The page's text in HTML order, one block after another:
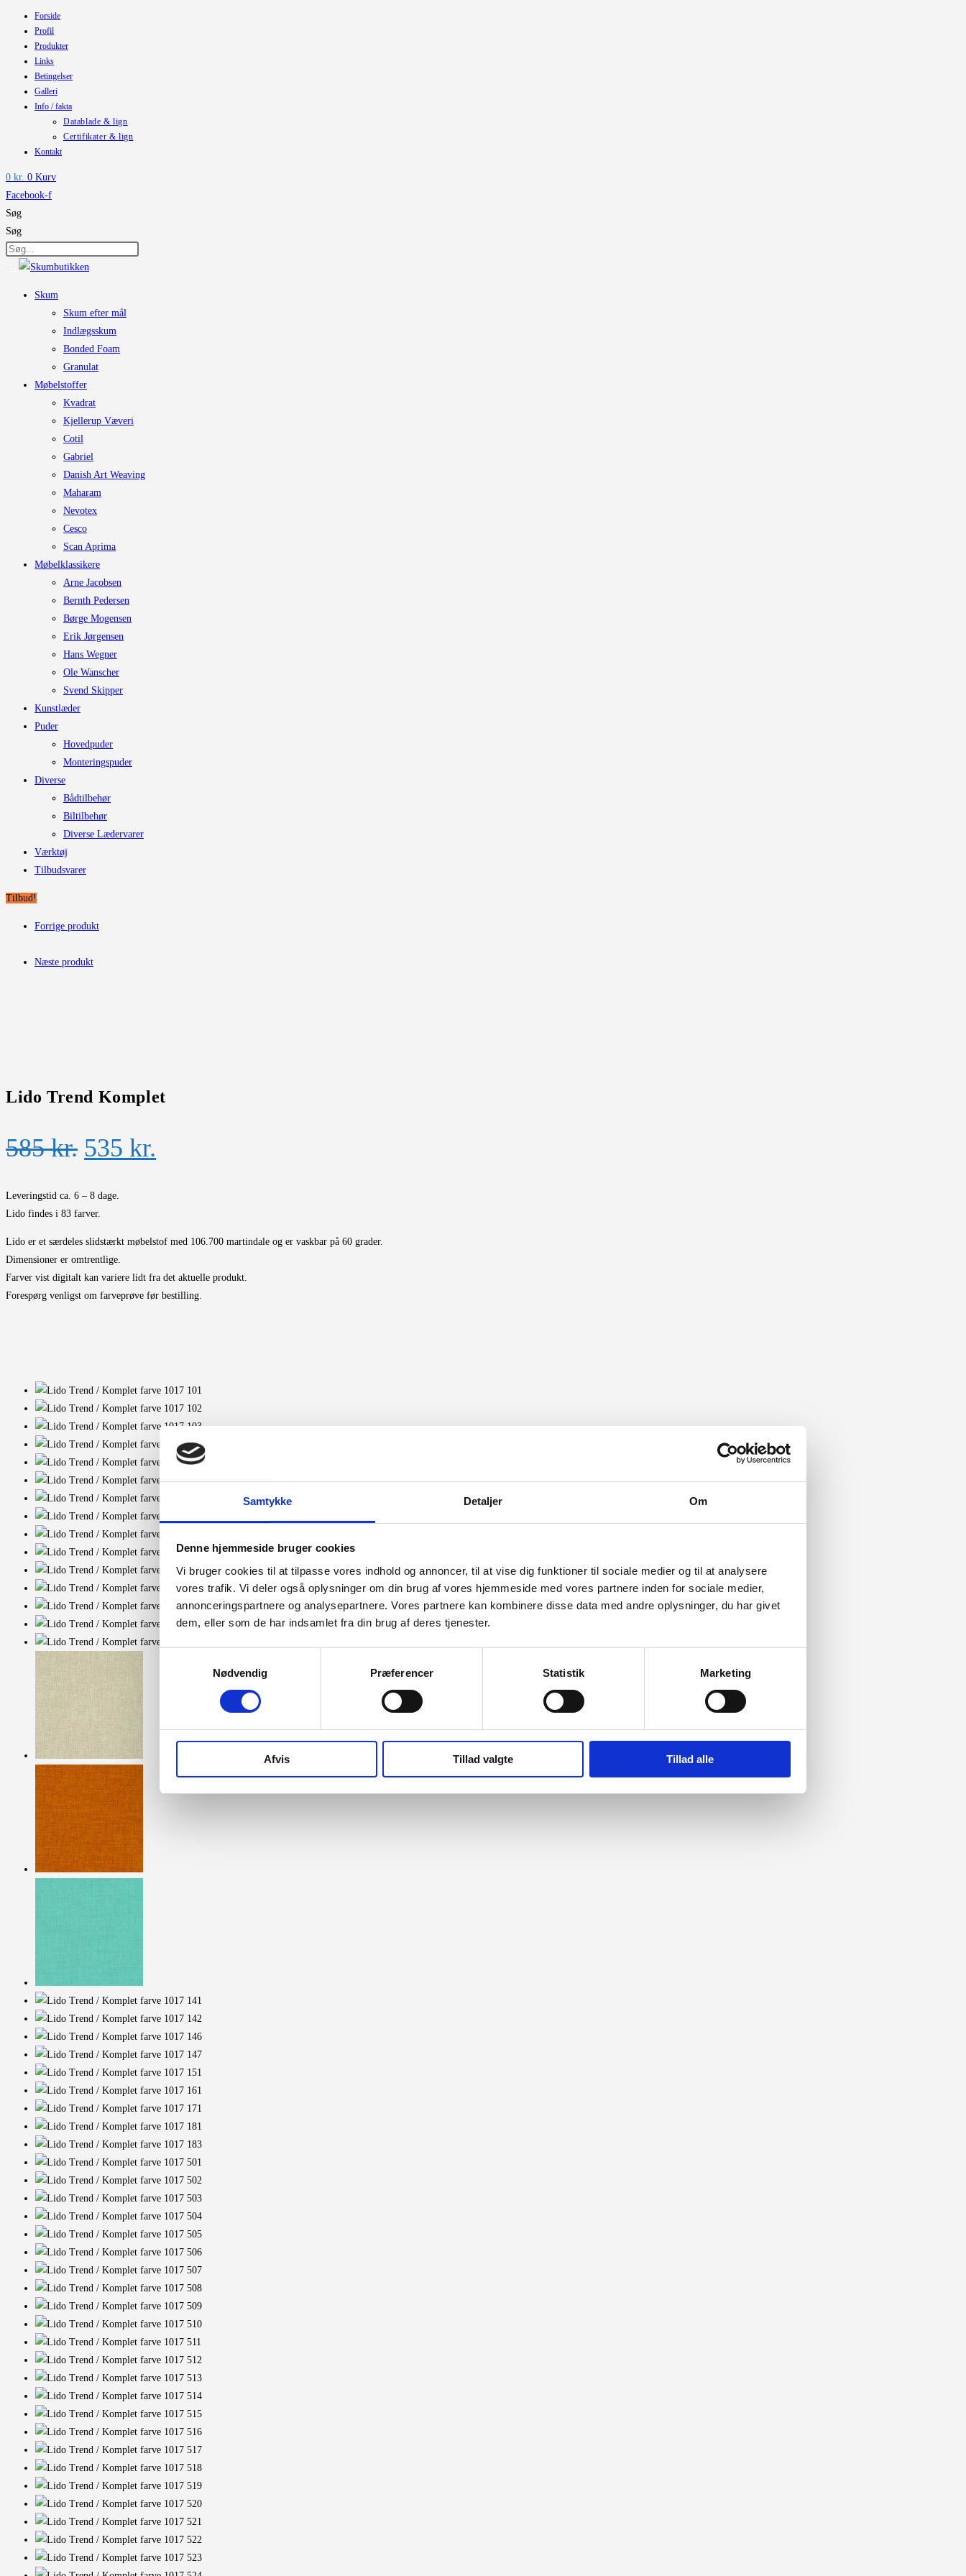
Samtykke Detaljer Om
Denne hjemmeside bruger cookies
Vi bruger cookies til at tilpasse vores indhold og annoncer, til at vise dig funktioner til sociale medier og til at analysere
vores trafik. Vi deler også oplysninger om din brug af vores hjemmeside med vores partnere inden for sociale medier,
annonceringspartnere og analysepartnere. Vores partnere kan kombinere disse data med andre oplysninger, du har givet
dem, eller som de har indsamlet fra din brug af deres tjenester.
Nødvendig
Præferencer Statistik Marketing
Afvis Tillad valgte Tillad alle
Forside
Profil
Produkter
Links
Betingelser
Galleri
Info / fakta
Datablade & lign
Certifikater & lign
Kontakt
0 kr. 0 Kurv
Facebook-f
Søg
Søg
Skum
Skum efter mål
Indlægsskum
Bonded Foam
Granulat
Møbelstoffer
Kvadrat
Kjellerup Væveri
Cotil
Gabriel
Danish Art Weaving
Maharam
Nevotex
Cesco
Scan Aprima
Møbelklassikere
Arne Jacobsen
Bernth Pedersen
Børge Mogensen
Erik Jørgensen
Hans Wegner
Ole Wanscher
Svend Skipper
Kunstlæder
Puder
Hovedpuder
Monteringspuder
Diverse
Bådtilbehør
Biltilbehør
Diverse Lædervarer
Værktøj
Tilbudsvarer
Tilbud!
Forrige produkt
Næste produkt
Lido Trend Komplet
585kr. Den
pris
var:
585 kr..
535 kr.
535 kr..
Leveringstid ca. 6 – 8 dage.
Lido findes i 83 farver.
Lido er et særdeles slidstærkt møbelstof med 106.700 martindale og er vaskbar på 60 grader.
Dimensioner er omtrentlige.
Farver vist digitalt kan variere lidt fra det aktuelle produkt.
Forespørg venligst om farveprøve før bestilling.